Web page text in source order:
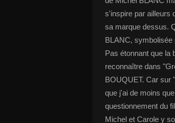
s'inspire par ailleurs
sa marque dessus.
BLANC, symbolisée
Pas étonnant que la
reconnaître dans
BOUQUET. Car sur
que j'ai de moins
questionnement du
Michel et Carole y